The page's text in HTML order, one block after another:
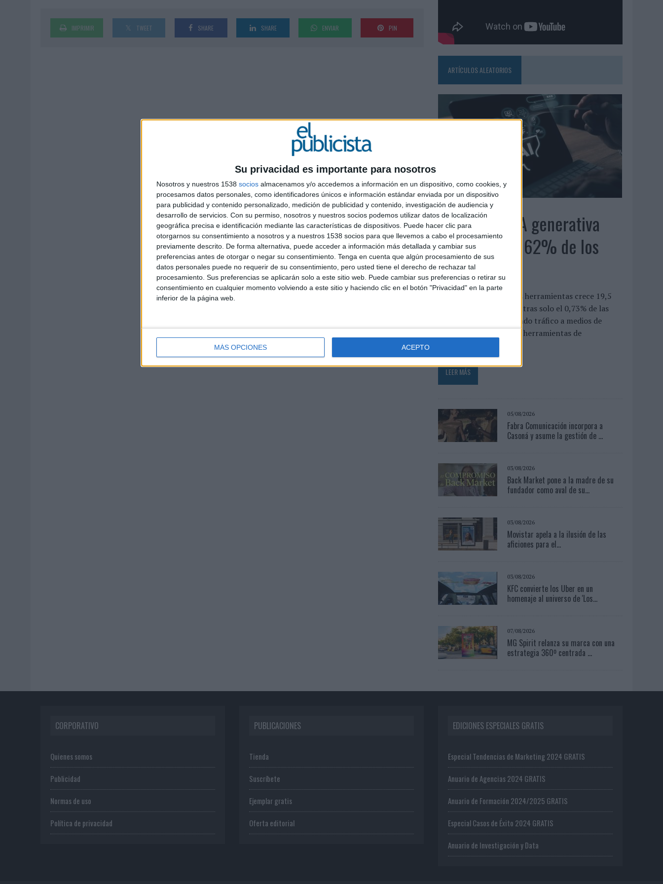
Su privacidad es importante para nosotros
Nosotros y nuestros 1538 socios almacenamos y/o accedemos a información en un dispositivo, como cookies, y
procesamos datos personales, como identificadores únicos e información estándar enviada por un dispositivo
para publicidad y contenido personalizado, medición de publicidad y contenido, investigación de audiencia y
desarrollo de servicios. Con su permiso, nosotros y nuestros socios podemos utilizar datos de localización
geográfica precisa e identificación mediante las características de dispositivos. Puede hacer clic para
otorgarnos su consentimiento a nosotros y a nuestros 1538 socios para que llevemos a cabo el procesamiento
previamente descrito. De forma alternativa, puede acceder a información más detallada y cambiar sus
preferencias antes de otorgar o negar su consentimiento. Tenga en cuenta que algún procesamiento de sus
datos personales puede no requerir de su consentimiento, pero usted tiene el derecho de rechazar tal
procesamiento. Sus preferencias se aplicarán solo a este sitio web. Puede cambiar sus preferencias o retirar su
consentimiento en cualquier momento volviendo a este sitio y haciendo clic en el botón "Privacidad" en la parte
inferior de la página web.
MÁS OPCIONES ACEPTO
07/08/2026 | ‘ALEXIA PUTELLAS X GALAXY Z FOLD8 – SIN LÍMITES’, DE CHEIL SPAIN PARA SAMSUNG ELECTRONICS IBERIA
IMPRIMIR TWEET SHARE SHARE ENVIAR PIN
ARTÍCULOS ALEATORIOS
06/08/2026
El uso de la IA generativa
alcanza ya al 62% de los
españoles
La penetración de estas herramientas crece 19,5
puntos en un año, mientras solo el 0,73% de las
consultas acaba derivando tráfico a medios de
comunicación El uso de herramientas de
LEER MÁS
05/08/2026
Fabra Comunicación incorpora a
Casoná y asume la gestión de ...
03/08/2026
Back Market pone a la madre de su
fundador como aval de su...
03/08/2026
Movistar apela a la ilusión de las
aficiones para el...
03/08/2026
KFC convierte los Uber en un
homenaje al universo de 'Los...
07/08/2026
MG Spirit relanza su marca con una
estrategia 360º centrada ...
CORPORATIVO
Quienes somos
Publicidad
Normas de uso
Política de privacidad
PUBLICACIONES
Tienda
Suscríbete
Ejemplar gratis
Oferta editorial
EDICIONES ESPECIALES GRATIS
Especial Tendencias de Marketing 2024 GRATIS
Anuario de Agencias 2024 GRATIS
Anuario de Formación 2024/2025 GRATIS
Especial Casos de Éxito 2024 GRATIS
Anuario de Investigación y Data